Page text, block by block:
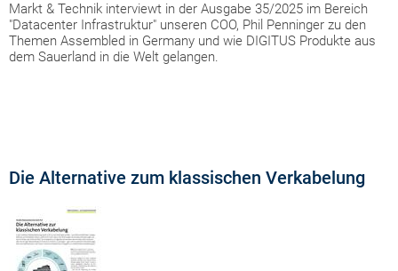
Markt & Technik interviewt in der Ausgabe 35/2025 im Bereich
"Datacenter Infrastruktur" unseren COO, Phil Penninger zu den
Themen Assembled in Germany und wie DIGITUS Produkte aus
dem Sauerland in die Welt gelangen.
Die Alternative zum klassischen Verkabelung